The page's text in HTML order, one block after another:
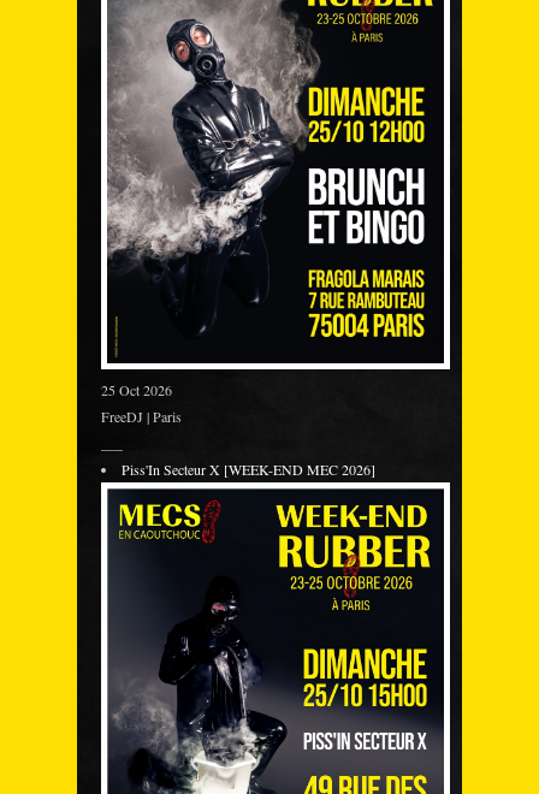
25 Oct 2026
FreeDJ | Paris
Piss'In Secteur X [WEEK-END MEC 2026]